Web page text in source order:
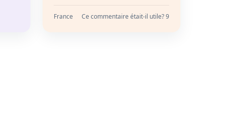
France Ce commentaire était-il utile? 9